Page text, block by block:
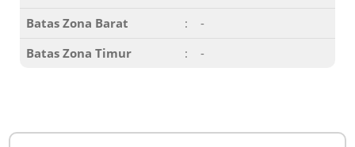
Batas Zona Barat
:
-
Batas Zona Timur
: -